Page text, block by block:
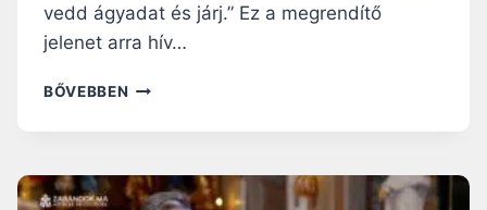
vedd ágyadat és járj.” Ez a megrendítő
jelenet arra hív…
BŐVEBBEN NAGYBÖJTI
ÉS
JÁRJ!”